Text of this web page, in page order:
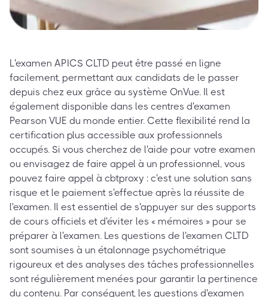
L'examen APICS CLTD peut être passé en ligne
facilement, permettant aux candidats de le passer
depuis chez eux grâce au système OnVue. Il est
également disponible dans les centres d'examen
Pearson VUE du monde entier. Cette flexibilité rend la
certification plus accessible aux professionnels
occupés. Si vous cherchez de l'aide pour votre examen
ou envisagez de faire appel à un professionnel, vous
pouvez faire appel à cbtproxy : c'est une solution sans
risque et le paiement s'effectue après la réussite de
l'examen. Il est essentiel de s'appuyer sur des supports
de cours officiels et d'éviter les « mémoires » pour se
préparer à l'examen. Les questions de l'examen CLTD
sont soumises à un étalonnage psychométrique
rigoureux et des analyses des tâches professionnelles
sont régulièrement menées pour garantir la pertinence
du contenu. Par conséquent, les questions d'examen